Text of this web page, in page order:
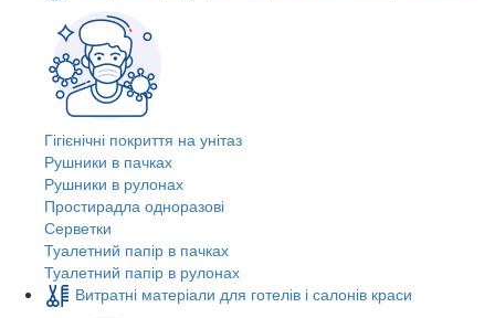
Гігієнічні покриття на унітаз
Рушники в пачках
Рушники в рулонах
Простирадла одноразові
Серветки
Туалетний папір в пачках
Туалетний папір в рулонах
Витратні матеріали для готелів і салонів краси